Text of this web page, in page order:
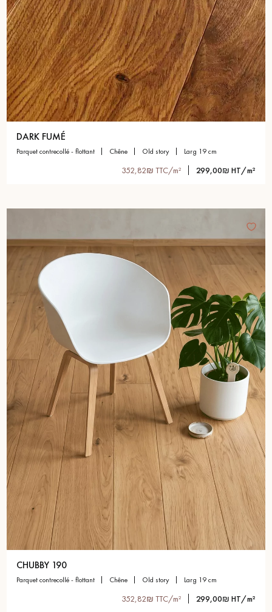
DARK FUMÉ
parquet contrecollé - flottant chêne old story larg 19 cm
352,82₪ TTC/m² 299,00₪ HT/m²
CHUBBY 190
parquet contrecollé - flottant chêne old story larg 19 cm
352,82₪ TTC/m² 299,00₪ HT/m²